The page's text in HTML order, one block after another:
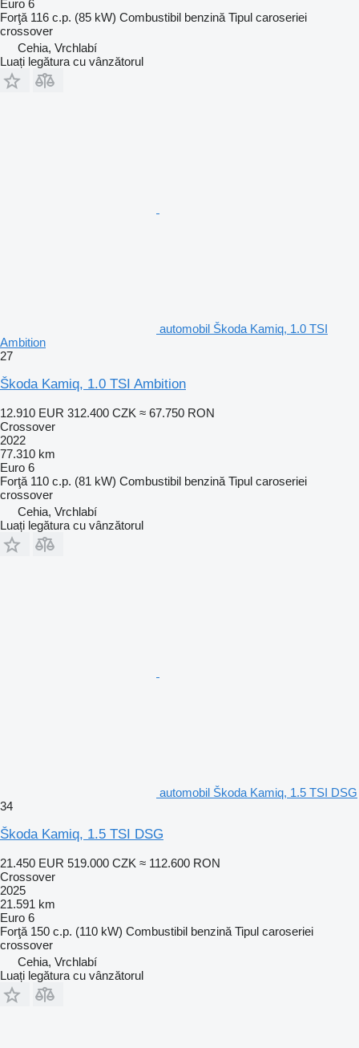
Euro 6
Forţă 116 c.p. (85 kW) Combustibil benzină Tipul caroseriei
crossover
Cehia, Vrchlabí
Luați legătura cu vânzătorul
automobil Škoda Kamiq, 1.0 TSI
Ambition
27
Škoda Kamiq, 1.0 TSI Ambition
12.910 EUR 312.400 CZK ≈ 67.750 RON
Crossover
2022
77.310 km
Euro 6
Forţă 110 c.p. (81 kW) Combustibil benzină Tipul caroseriei
crossover
Cehia, Vrchlabí
Luați legătura cu vânzătorul
automobil Škoda Kamiq, 1.5 TSI DSG
34
Škoda Kamiq, 1.5 TSI DSG
21.450 EUR 519.000 CZK ≈ 112.600 RON
Crossover
2025
21.591 km
Euro 6
Forţă 150 c.p. (110 kW) Combustibil benzină Tipul caroseriei
crossover
Cehia, Vrchlabí
Luați legătura cu vânzătorul